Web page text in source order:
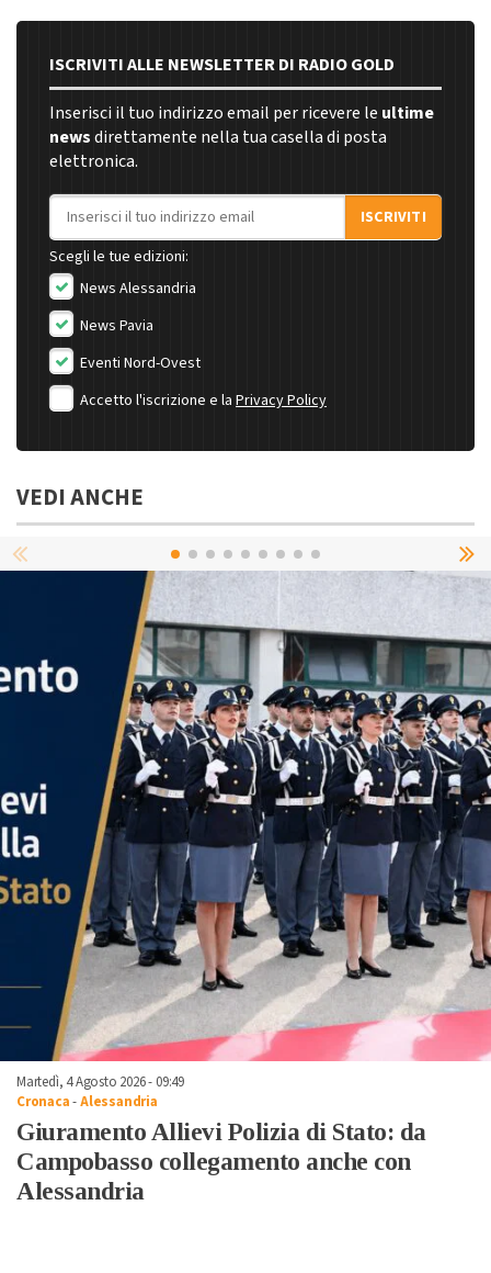
ISCRIVITI ALLE NEWSLETTER DI RADIO GOLD
Inserisci il tuo indirizzo email per ricevere le ultime
newsdirettamente nella tua casella di posta
elettronica.
Indirizzo email
ISCRIVITI
Scegli le tue edizioni:
News Alessandria
News Pavia
Eventi Nord-Ovest
Accetto l'iscrizione e la Privacy Policy
VEDI ANCHE
Martedì, 4 Agosto 2026 - 09:49
Cronaca-Alessandria
Giuramento Allievi Polizia di Stato: da
Campobasso collegamento anche con
Alessandria